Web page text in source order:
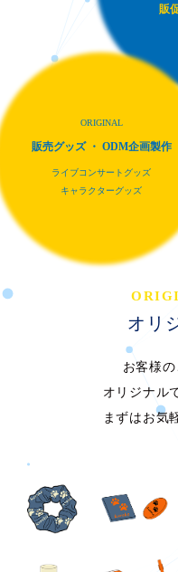
販
ORIGINAL
販売グッズ ・ ODM企画製作
ライブコンサートグッズ
キャラクターグッズ
オリ
お客様の
オリジナル
まずはお気